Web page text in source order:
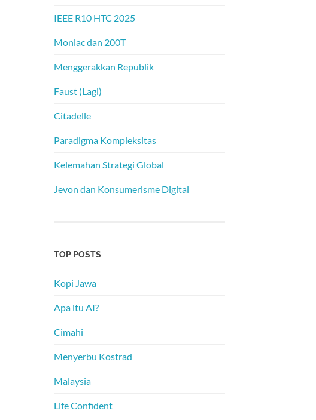
IEEE R10 HTC 2025
Moniac dan 200T
Menggerakkan Republik
Faust (Lagi)
Citadelle
Paradigma Kompleksitas
Kelemahan Strategi Global
Jevon dan Konsumerisme Digital
TOP POSTS
Kopi Jawa
Apa itu AI?
Cimahi
Menyerbu Kostrad
Malaysia
Life Confident